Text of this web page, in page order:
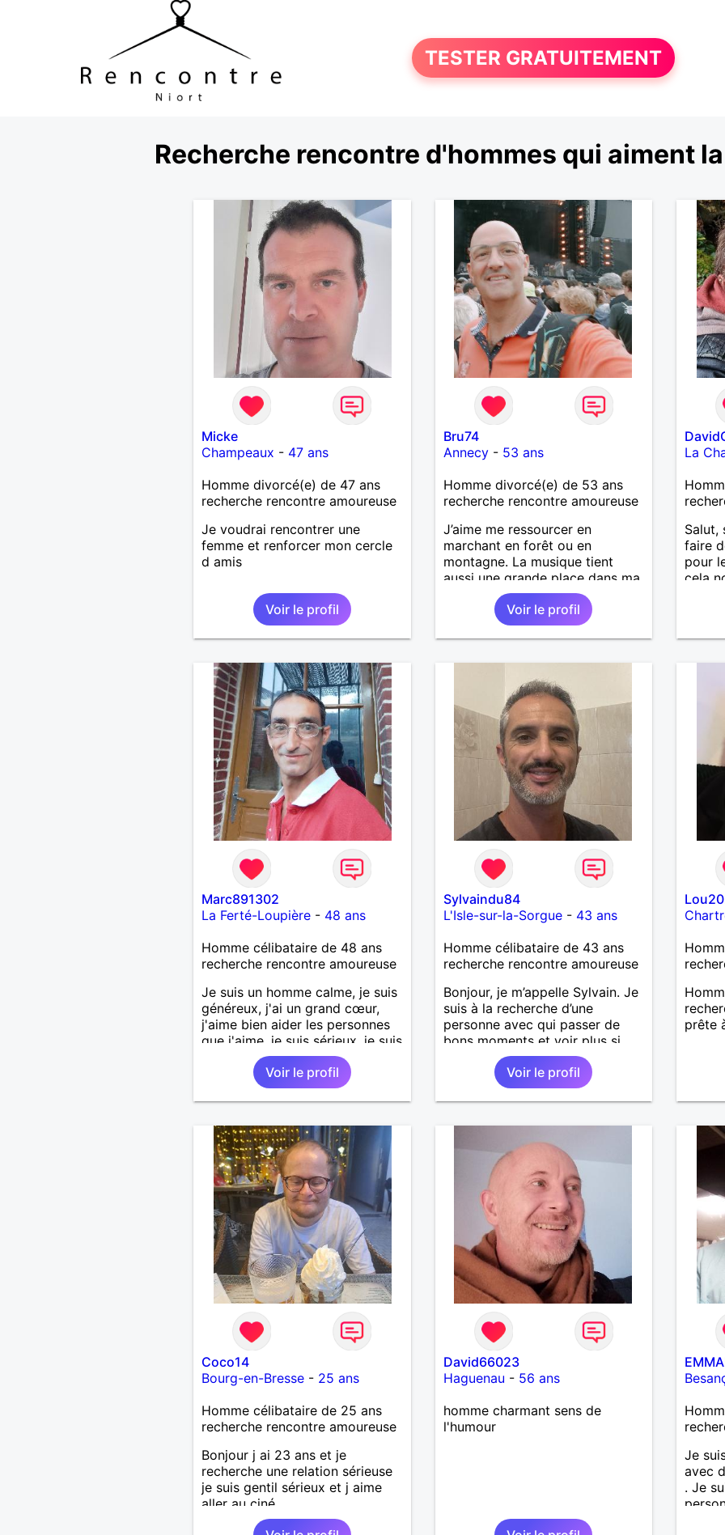
TESTER GRATUITEMENT
Recherche rencontre d'hommes qui aiment
Micke
Champeaux - 47 ans
Homme divorcé(e) de 47 ans
recherche rencontre amoureuse
Je voudrai rencontrer une
femme et renforcer mon cercle
d amis
Voir le profil
Bru74
Annecy- 53 ans
Homme divorcé(e) de 53 ans
recherche rencontre amoureuse
J’aime me ressourcer en
marchant en forêt ou en
montagne. La musique tient
aussi une grande place dans ma
vie : j’adore aller à des concerts
ou à des festivals. Voyager et
découvrir de nouvelles cultures,
c’est ce qui m’inspire le plus.
simples et sincères.
Voir le profil
La
Salut,
faire
pour
cela
alors
l'une
Marc891302
La Ferté-Loupière- 48 ans
Homme célibataire de 48 ans
recherche rencontre amoureuse
Je suis un homme calme, je suis
généreux, j'ai un grand cœur,
j'aime bien aider les personnes
que j'aime, je suis sérieux, je suis
sincère, je suis honnête, j'aime
pas qu'on joue avec moi et
j'aime pas les mensonges. Je
cherche une relation amoureuse
Voir le profil
Sylvaindu84
L'Isle-sur-la-Sorgue- 43 ans
Homme célibataire de 43 ans
recherche rencontre amoureuse
Bonjour, je m’appelle Sylvain. Je
suis à la recherche d’une
personne avec qui passer de
bons moments et voir plus si
nous nous correspondons.
J’aime la nature, les voyages et
aussi faire la fête de temps en
temps ;-)Je suis papa d’un petit
J’aime à peu près tous les styles
de musique. (Oui je suis pas trop
fan de Jul). Je fais du sport
pour garder la forme et plutôt
agréable à regarder. (Enfin je le
pense en tout cas 😂)
Voir le profil
prête
Coco14
Bourg-en-Bresse- 25 ans
Homme célibataire de 25 ans
recherche rencontre amoureuse
Bonjour j ai 23 ans et je
recherche une relation sérieuse
je suis gentil sérieux et j aime
aller au ciné....
David66023
Haguenau - 56 ans
homme charmant sens de
l'humour
Je
avec
. Je
et